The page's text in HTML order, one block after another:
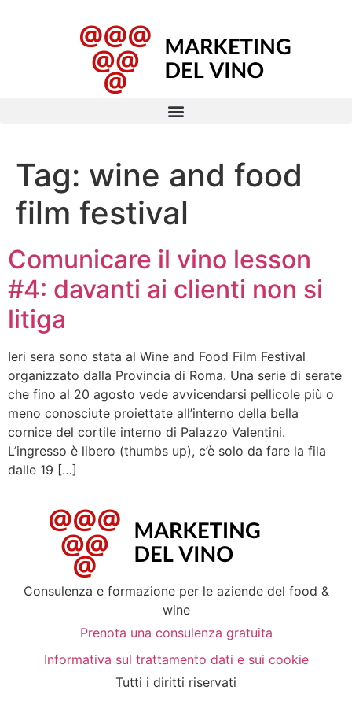
Tag: wine and food
film festival
Comunicare il vino lesson
#4: davanti ai clienti non si
litiga
Ieri sera sono stata al Wine and Food Film Festival
organizzato dalla Provincia di Roma. Una serie di serate
che fino al 20 agosto vede avvicendarsi pellicole più o
meno conosciute proiettate all’interno della bella
cornice del cortile interno di Palazzo Valentini.
L’ingresso è libero (thumbs up), c’è solo da fare la fila
dalle 19 […]
Consulenza e formazione per le aziende del food &
wine
Prenota una consulenza gratuita
Informativa sul trattamento dati e sui cookie
Tutti i diritti riservati